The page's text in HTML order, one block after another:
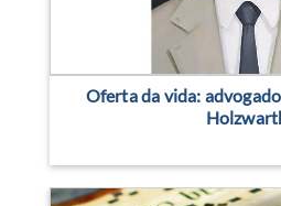
Oferta da vida: